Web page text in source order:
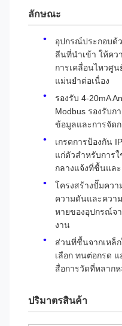
ลักษณะ
อุปกรณ์ประกอบด้
ลีนที่นําเข้า ให้คว
การเคลื่อนไหวศู
แม่นยําต่อเนื่อง
รองรับ 4-20mA
Modbus รองรับก
ข้อมูลและการจัดก
เกรดการป้องกัน
แก่ตัวสําหรับการ
กลางแจ้งที่ชื้นแล
โครงสร้างปั๊มคว
ความดันและควา
หายของอุปกรณ์จ
งาน
ส่วนที่ชื้นจากเหล็
เลือก ทนต่อกรด
สื่อการวัดที่หลากห
ปริมาตรสินค้า